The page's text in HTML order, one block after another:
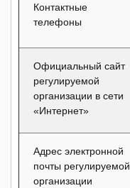
Контактные
телефоны
Официальный сайт
регулируемой
организации в сети
«Интернет»
Адрес электронной
почты регулируемой
организации